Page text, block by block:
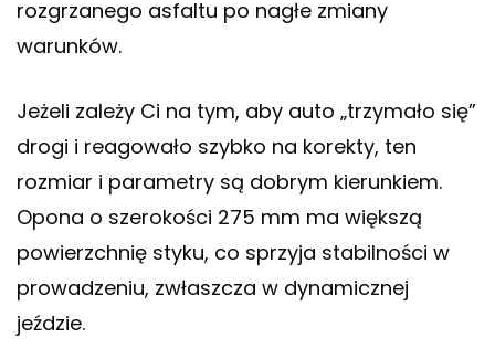
rozgrzanego asfaltu po nagłe zmiany
warunków.
Jeżeli zależy Ci na tym, aby auto „trzymało się”
drogi i reagowało szybko na korekty, ten
rozmiar i parametry są dobrym kierunkiem.
Opona o szerokości 275 mm ma większą
powierzchnię styku, co sprzyja stabilności w
prowadzeniu, zwłaszcza w dynamicznej
jeździe.